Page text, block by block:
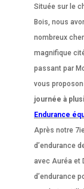
Située sur le
Bois, nous
nombreux
magnifique
passant par
vous
journée à
Endurance
Après notre
d’endurance
avec Auréa et
d’endurance